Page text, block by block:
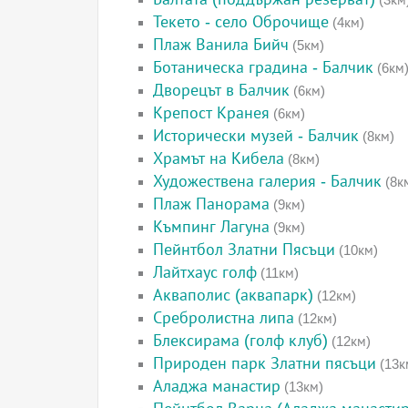
Текето - село Оброчище (4км)
Плаж Ванила Бийч (5км)
Ботаническа градина - Балчик (6км)
Дворецът в Балчик (6км)
Крепост Кранея (6км)
Исторически музей - Балчик (8км)
Храмът на Кибела (8км)
Художествена галерия - Балчик
Плаж Панорама (9км)
Къмпинг Лагуна (9км)
Пейнтбол Златни Пясъци (10км)
Лайтхаус голф (11км)
Акваполис (аквапарк) (12км)
Сребролистна липа (12км)
Блексирама (голф клуб) (12км)
Природен парк Златни пясъци
Аладжа манастир (13км)